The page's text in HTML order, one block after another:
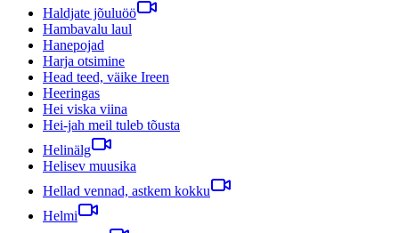
Haldjate jõuluöö
Hambavalu laul
Hanepojad
Harja otsimine
Head teed, väike Ireen
Heeringas
Hei viska viina
Hei-jah meil tuleb tõusta
Helinälg
Helisev muusika
Hellad vennad, astkem kokku
Helmi